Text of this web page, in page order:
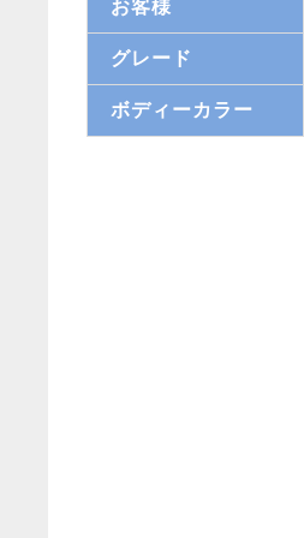
お客様
グレード
ボディーカラー